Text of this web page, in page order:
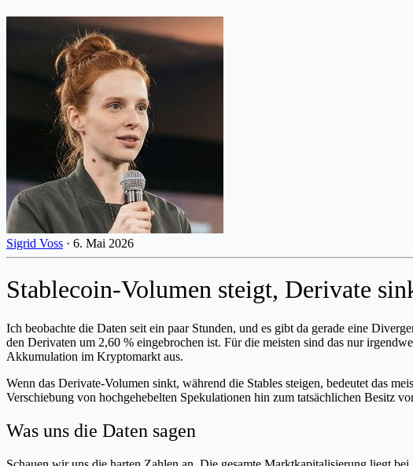
Sigrid Voss · 6. Mai 2026
Stablecoin-Volumen steigt, Derivate
Ich beobachte die Daten seit ein paar Stunden, und es gibt da gerade eine
den Derivaten um 2,60 % eingebrochen ist. Für die meisten sind das nur
Akkumulation im Kryptomarkt aus.
Wenn das Derivate-Volumen sinkt, während die Stables steigen, bedeutet das
Verschiebung von hochgehebelten Spekulationen hin zum tatsächlichen Besitz
Was uns die Daten sagen